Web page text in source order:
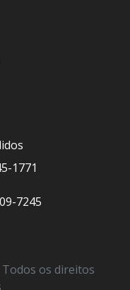
1771
7245
os direitos